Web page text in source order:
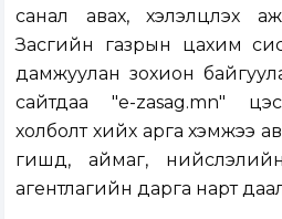
санал авах, хэлэлцүүлэх
Засгийн газрын цахим
дамжуулан зохион
сайтдаа "e-zasag.mn"
холболт хийх арга хэмжээ
гишүүд, аймаг,
агентлагийн дарга нарт